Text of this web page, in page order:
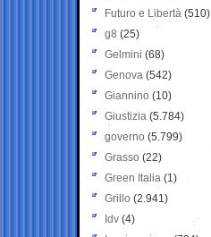
Futuro e Libertà (510)
g8 (25)
Gelmini (68)
Genova (542)
Giannino (10)
Giustizia (5.784)
governo (5.799)
Grasso (22)
Green Italia (1)
Grillo (2.941)
Idv (4)